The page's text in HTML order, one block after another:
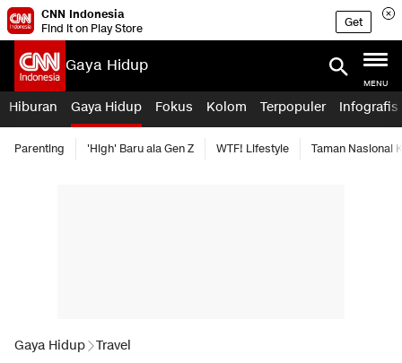
CNN Indonesia
Find it on Play Store
Get
Gaya Hidup
MENU
Hiburan Gaya Hidup Fokus Kolom Terpopuler Infografis
Parenting 'High' Baru ala Gen Z WTF! Lifestyle Taman Nasional
Gaya Hidup Travel